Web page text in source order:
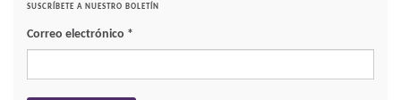
SUSCRÍBETE A NUESTRO BOLETÍN
Correo electrónico *